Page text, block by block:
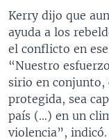
Kerry dijo que
ayuda a los
el conflicto en
“Nuestro
sirio en conjunto,
protegida, sea
país (…) en un
violencia”, indicó.